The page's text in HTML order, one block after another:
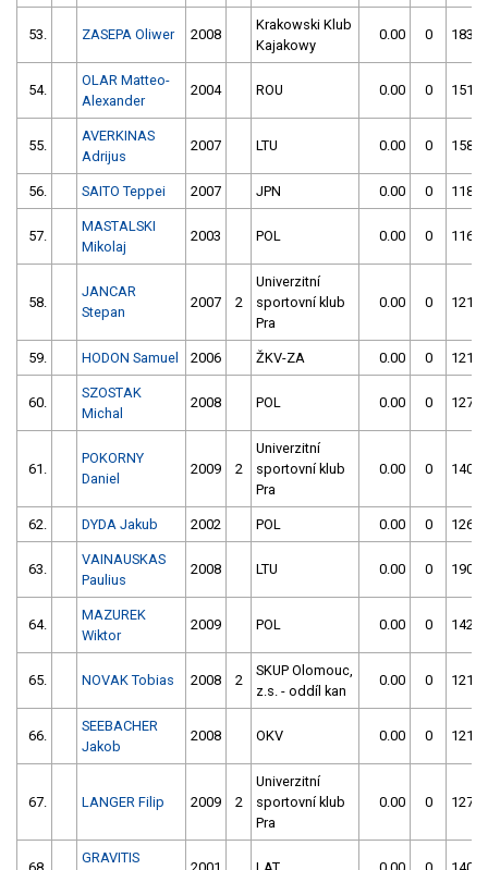
53. ZASEPA Oliwer 2008
Krakowski Klub
Kajakowy
0.00 0
54.
OLAR Matteo-
Alexander
2004 ROU 0.00 0
55.
AVERKINAS
Adrijus
2007 LTU 0.00 0
56. SAITO Teppei 2007 JPN 0.00 0
57.
MASTALSKI
Mikolaj
2003 POL 0.00 0
58.
JANCAR
Stepan
2007 2
Univerzitní
sportovní klub
Pra
0.00 0
59. HODON Samuel 2006 ŽKV-ZA 0.00 0
60.
SZOSTAK
Michal
2008 POL 0.00 0
61.
POKORNY
Daniel
2009 2
Univerzitní
sportovní klub
Pra
0.00 0
62. DYDA Jakub 2002 POL 0.00 0
63.
VAINAUSKAS
Paulius
2008 LTU 0.00 0
64.
MAZUREK
Wiktor
2009 POL 0.00 0
65. NOVAK Tobias 2008 2
SKUP Olomouc,
z.s. - oddíl kan
0.00 0
66.
SEEBACHER
Jakob
2008 OKV 0.00 0
67. LANGER Filip 2009 2
Univerzitní
sportovní klub
Pra
0.00 0
GRAVITIS